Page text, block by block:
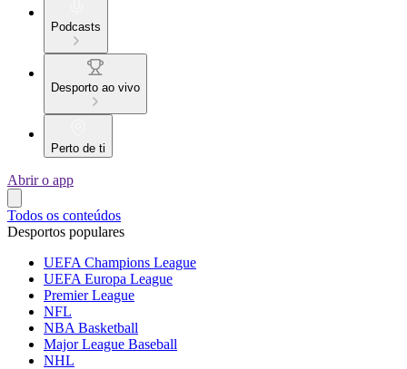
Podcasts
Desporto ao vivo
Perto de ti
Abrir o app
Todos os conteúdos
Desportos populares
UEFA Champions League
UEFA Europa League
Premier League
NFL
NBA Basketball
Major League Baseball
NHL